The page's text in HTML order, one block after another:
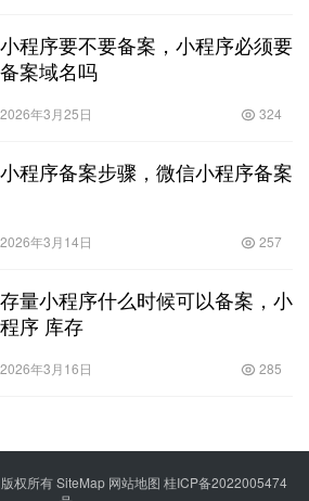
小程序要不要备案，小程序必须要
备案域名吗
2026年3月25日 324
小程序备案步骤，微信小程序备案
2026年3月14日 257
存量小程序什么时候可以备案，小
程序 库存
2026年3月16日 285
权所有SiteMap 网站地图 桂ICP备2022005474